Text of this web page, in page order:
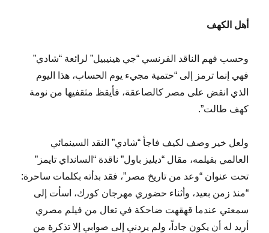
أهل الكهف
وحسب فهم الناقد الفرنسي “جي هينيبيل” لرائعة “شادي”
فهي إنما ترمز إلى “حتمية مجيء يوم الحساب، هذا اليوم
الذي انقض على مصر كالصاعقة، فأيقظ مثقفيها من نومة
كهف طالت”.
ولعل خير وصف لكيف فاجأ “شادي” النقد السينمائي
العالمي بفيلمه، مقال “ديليز باول” ناقدة “السانداي تايمز”
تحت عنوان “وعد من تاريخ مصر”، فقد بدأته بكلمات ساحرة:
“منذ زمن بعيد، وأثناء حضوري مهرجان كورك، اسأت إلى
سمعتي عندما قهقهت ضاحكة في تعال من فيلم مصري
أريد له أن يكون جاداً، ولم يردني إلى صوابي إلا تذكرة من